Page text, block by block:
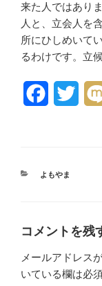
来た人ではあり
人と、立会人を
所にひしめいて
るわけです。立
カ
よもやま
コメントを残
メールアドレス
いている欄は必